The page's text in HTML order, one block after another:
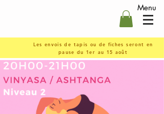
Menu
Les envois de tapis ou de fiches seront en
pause du 1er au 15 août